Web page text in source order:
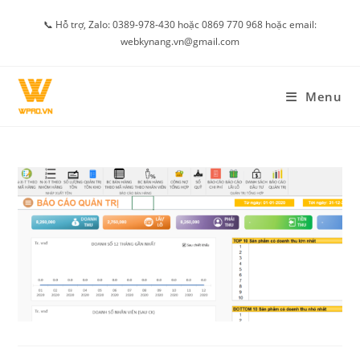
📞 Hỗ trợ, Zalo: 0389-978-430 hoặc 0869 770 968 hoặc email:
webkynang.vn@gmail.com
Menu